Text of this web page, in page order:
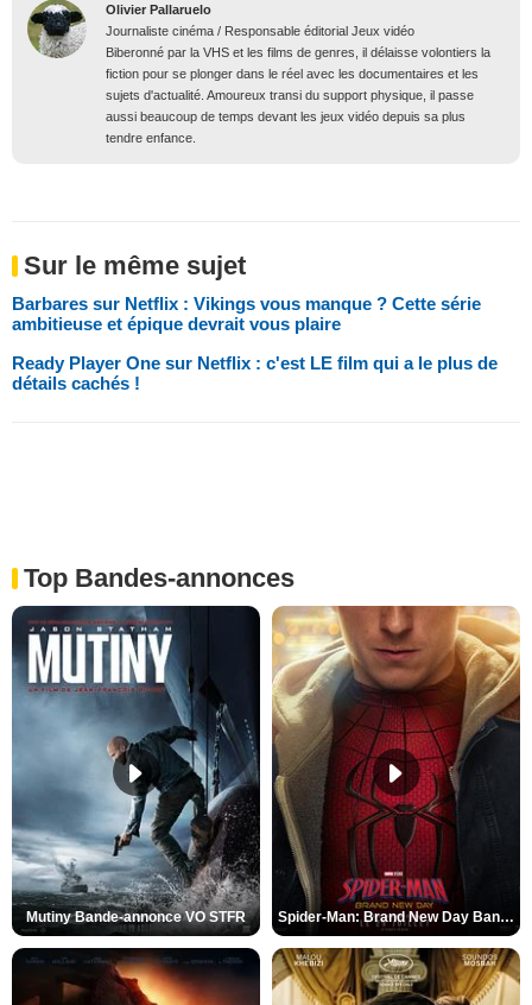
Olivier Pallaruelo
Journaliste cinéma / Responsable éditorial Jeux vidéo
Biberonné par la VHS et les films de genres, il délaisse volontiers la
fiction pour se plonger dans le réel avec les documentaires et les
sujets d'actualité. Amoureux transi du support physique, il passe
aussi beaucoup de temps devant les jeux vidéo depuis sa plus
tendre enfance.
Sur le même sujet
Barbares sur Netflix : Vikings vous manque ? Cette série
ambitieuse et épique devrait vous plaire
Ready Player One sur Netflix : c'est LE film qui a le plus de
détails cachés !
Top Bandes-annonces
Mutiny Bande-annonce VO STFR Spider-Man: Brand New Day Bande-annonce VO STFR